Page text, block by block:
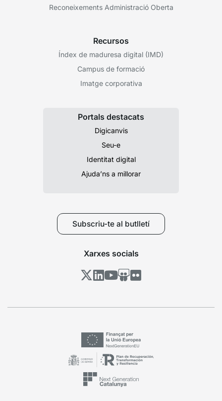
Reconeixements Administració Oberta
Recursos
Índex de maduresa digital (IMD)
Campus de formació
Imatge corporativa
Portals destacats
Digicanvis
Seu-e
Identitat digital
Ajuda’ns a millorar
Subscriu-te al butlletí
Xarxes socials